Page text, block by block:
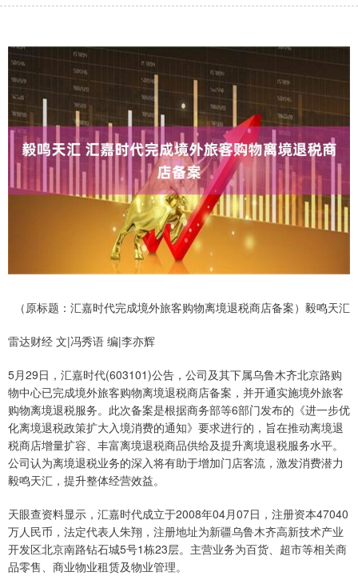
（原标题：汇嘉时代完成境外旅客购物离境退税商店备案）毅鸣天汇
雷达财经 文|冯秀语 编|李亦辉
5月29日，汇嘉时代(603101)公告，公司及其下属乌鲁木齐北京路购
物中心已完成境外旅客购物离境退税商店备案，并开通实施境外旅客
购物离境退税服务。此次备案是根据商务部等6部门发布的《进一步优
化离境退税政策扩大入境消费的通知》要求进行的，旨在推动离境退
税商店增量扩容、丰富离境退税商品供给及提升离境退税服务水平。
公司认为离境退税业务的深入将有助于增加门店客流，激发消费潜力
毅鸣天汇，提升整体经营效益。
天眼查资料显示，汇嘉时代成立于2008年04月07日，注册资本47040
万人民币，法定代表人朱翔，注册地址为新疆乌鲁木齐高新技术产业
开发区北京南路钻石城5号1栋23层。主营业务为百货、超市等相关商
品零售、商业物业租赁及物业管理。